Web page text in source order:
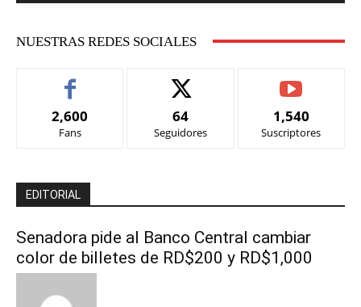
NUESTRAS REDES SOCIALES
2,600
Fans
64
Seguidores
1,540
Suscriptores
EDITORIAL
Senadora pide al Banco Central cambiar
color de billetes de RD$200 y RD$1,000